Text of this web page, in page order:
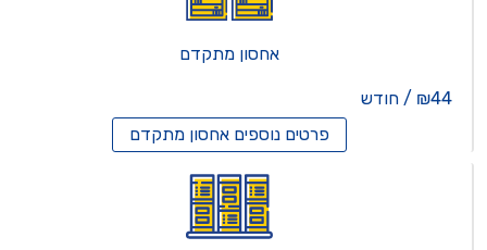
אחסון מתקדם
₪44 / חודש
פרטים נוספיםאחסון מתקדם